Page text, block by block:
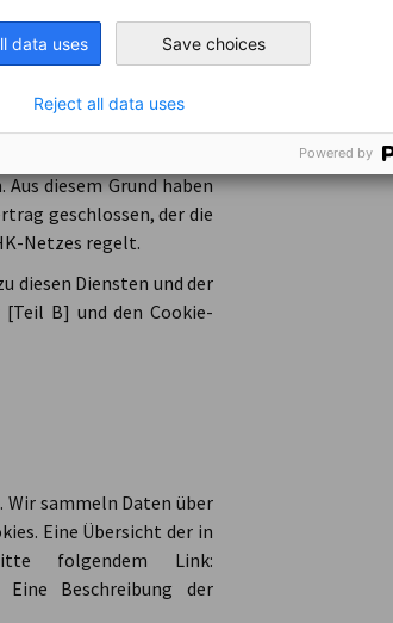
werden.
die mit der Betreuung
Mitarbeiter von DIHK
diesem Grund haben
geschlossen, der die
Netzes regelt.
diesen Diensten und der
B] und den Cookie-
Wir sammeln Daten über
Eine Übersicht der in
folgendem Link:
Eine Beschreibung der
data uses Save choices
Reject all data uses
Powered by